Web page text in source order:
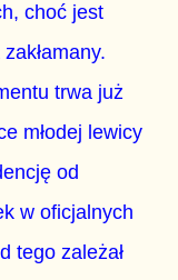
choć jest
trwa już
młodej lewicy
od
w oficjalnych
tego zależał